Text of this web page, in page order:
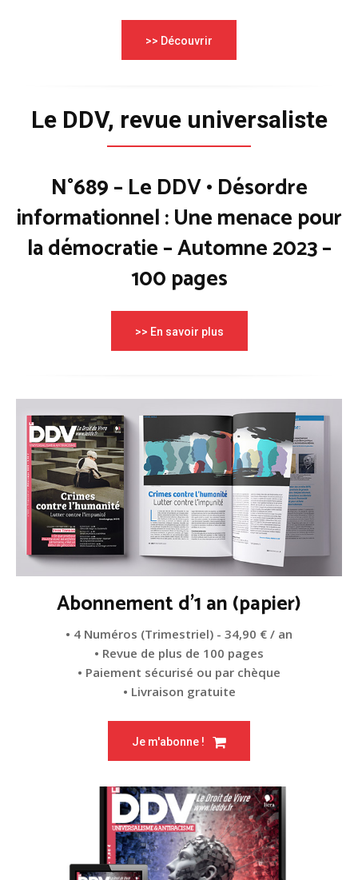
>> Découvrir
Le DDV, revue universaliste
N°689 – Le DDV • Désordre
informationnel : Une menace pour
la démocratie – Automne 2023 –
100 pages
>> En savoir plus
Abonnement d'1 an (papier)
• 4 Numéros (Trimestriel) - 34,90 € / an
• Revue de plus de 100 pages
• Paiement sécurisé ou par chèque
• Livraison gratuite
Je m'abonne !